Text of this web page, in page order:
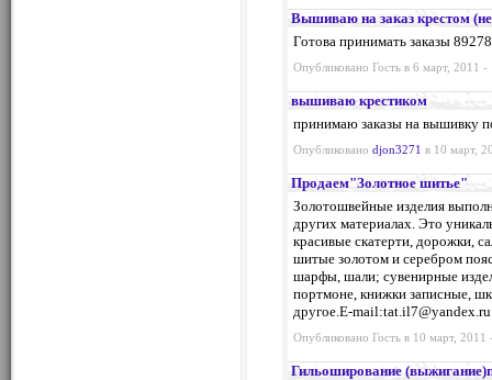
Вышиваю на заказ крестом
Готова принимать заказы
Опубликовано Гость в 6 март, 2011
вышиваю крестиком
принимаю заказы на вышивку
Опубликовано djon3271 в 10 март,
Продаем"Золотное шитье"
Золотошвейные изделия
других материалах. Это
красивые скатерти, дорожки,
шитые золотом и серебром
шарфы, шали; сувенирные
портмоне, книжки записные,
другое.E-mail:tat.il7@yandex.ru
Опубликовано Гость в 10 март,
Гильоширование